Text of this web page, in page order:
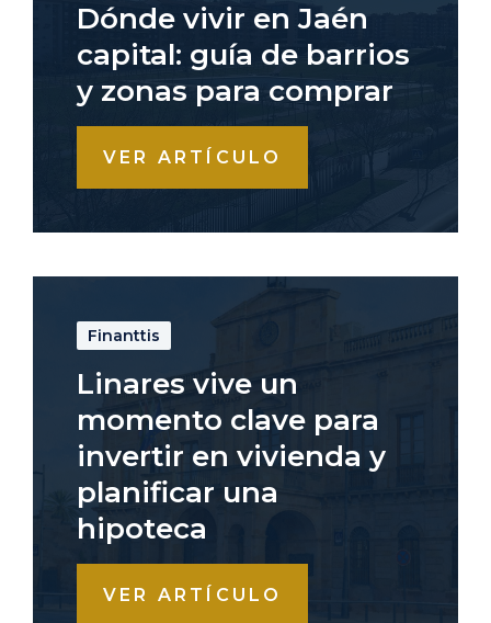
Dónde vivir en Jaén
capital: guía de barrios
y zonas para comprar
VER ARTÍCULO
Finanttis
Linares vive un
momento clave para
invertir en vivienda y
planificar una
hipoteca
VER ARTÍCULO